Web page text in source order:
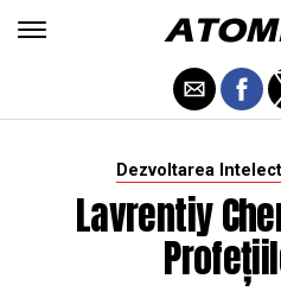
Dezvoltarea
Lavrentiy